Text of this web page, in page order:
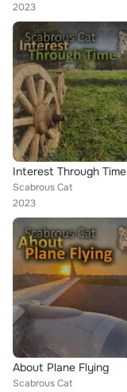
2023
Interest Through Time
Scabrous Cat
2023
About Plane Flying
Scabrous Cat